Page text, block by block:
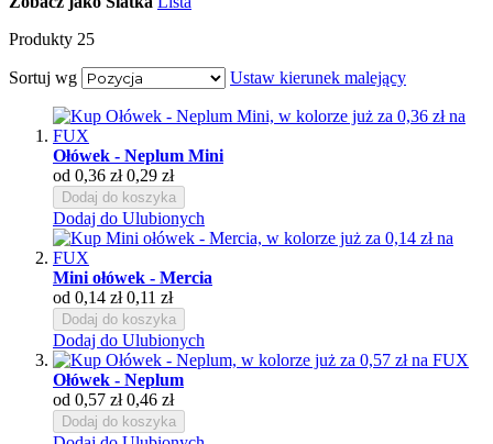
Produkty 25
Sortuj wg Ustaw kierunek malejący
Ołówek - Neplum Mini
od 0,36 zł 0,29 zł
Dodaj do koszyka
Dodaj do Ulubionych
Mini ołówek - Mercia
od 0,14 zł 0,11 zł
Dodaj do koszyka
Dodaj do Ulubionych
Ołówek - Neplum
od 0,57 zł 0,46 zł
Dodaj do koszyka